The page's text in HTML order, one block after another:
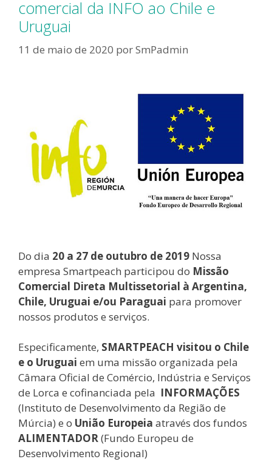
comercial da INFO ao Chile e
Uruguai
11 de maio de 2020 porSmPadmin
Do dia 20 a 27 de outubro de 2019 Nossa
empresa Smartpeach participou do Missão
Comercial Direta Multissetorial à Argentina,
Chile, Uruguai e/ou Paraguai para promover
nossos produtos e serviços.
Especificamente, SMARTPEACH visitou o Chile
e o Uruguai em uma missão organizada pela
Câmara Oficial de Comércio, Indústria e Serviços
de Lorca e cofinanciada pela INFORMAÇÕES
(Instituto de Desenvolvimento da Região de
Múrcia) e o União Europeia através dos fundos
ALIMENTADOR(Fundo Europeu de
Desenvolvimento Regional)